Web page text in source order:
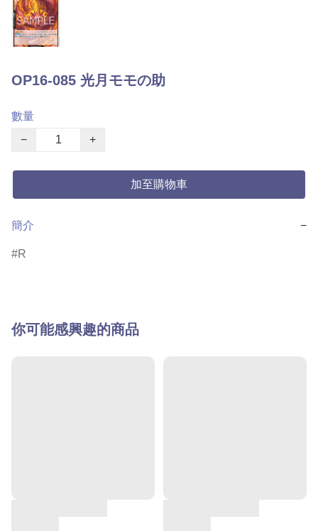
OP16-085 光月モモの助
數量
−
+
加至購物車
簡介 −
R
你可能感興趣的商品